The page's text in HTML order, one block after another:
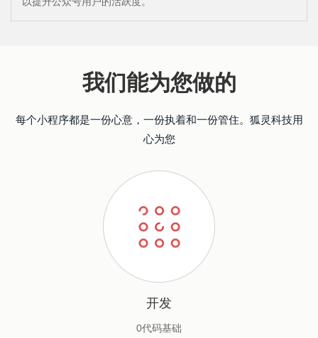
我们能为您做的
每个小程序都是一份心意，一份执着和一份管住。狐灵科技用
心为您
开发
0代码基础